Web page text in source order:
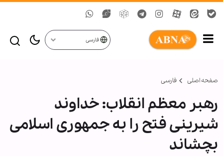
فارسی
صفحه اصلی فارسی
رهبر معظم انقلاب: ‌خداوند
شیرینی فتح را به جمهوری اسلامی
بچشاند